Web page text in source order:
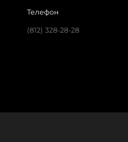
Телефон
(812) 328-28-28